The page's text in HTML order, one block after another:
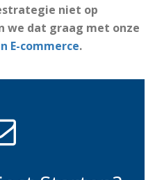
niet op
we dat graag met onze
E-commerce.